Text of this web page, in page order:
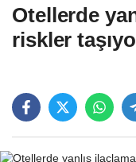
Otellerde
riskler